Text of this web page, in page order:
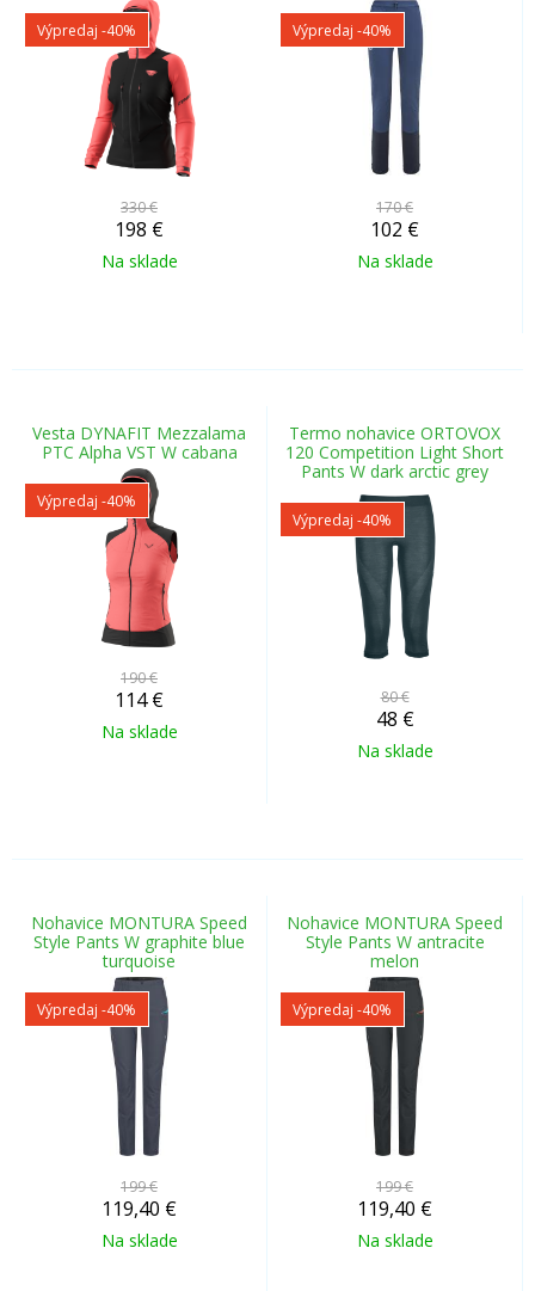
Výpredaj -40%
330 €
198 €
Na sklade
Výpredaj -40%
170 €
102 €
Na sklade
Vesta DYNAFIT Mezzalama
PTC Alpha VST W cabana
Výpredaj -40%
190 €
114 €
Na sklade
Termo nohavice ORTOVOX
120 Competition Light Short
Pants W dark arctic grey
Výpredaj -40%
80 €
48 €
Na sklade
Nohavice MONTURA Speed
Style Pants W graphite blue
turquoise
Výpredaj -40%
199 €
119,40 €
Na sklade
Nohavice MONTURA Speed
Style Pants W antracite
melon
Výpredaj -40%
199 €
119,40 €
Na sklade